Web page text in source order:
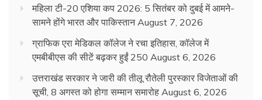
महिला टी-20 एशिया कप 2026: 5 सितंबर को दुबई में आमने-
सामने होंगे भारत और पाकिस्तान August 7, 2026
ग्राफिक एरा मेडिकल कॉलेज ने रचा इतिहास, कॉलेज में
एमबीबीएस की सीटें बढ़कर हुईं 250 August 6, 2026
उत्तराखंड सरकार ने जारी की तीलू रौतेली पुरस्कार विजेताओं की
सूची, 8 अगस्त को होगा सम्मान समारोह August 6, 2026